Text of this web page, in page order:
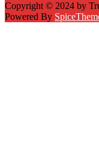
Copyright © 2024 by
Powered By